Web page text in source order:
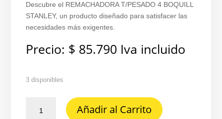
Descubre el REMACHADORA T/PESADO 4 BOQUILL
STANLEY, un producto diseñado para satisfacer las
necesidades más exigentes.
Precio: $ 85.790 Iva incluido
3 disponibles
Remachadora
t/pesado
Añadir al Carrito